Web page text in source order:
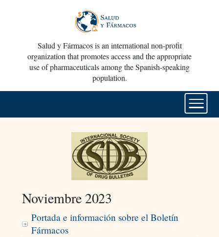
Salud y Fármacos is an international non-profit
organization that promotes access and the appropriate
use of pharmaceuticals among the Spanish-speaking
population.
Noviembre 2023
Portada e información sobre el Boletín
Fármacos